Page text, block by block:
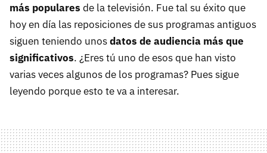
más populares de la televisión. Fue tal su éxito que
hoy en día las reposiciones de sus programas antiguos
siguen teniendo unosdatos de audiencia más que
significativos. ¿Eres tú uno de esos que han visto
varias veces algunos de los programas? Pues sigue
leyendo porque esto te va a interesar.